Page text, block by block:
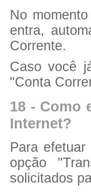
No
entra,
Corrente.
Caso você
"Conta
18 - Como
Internet?
Para
opção
solicitados